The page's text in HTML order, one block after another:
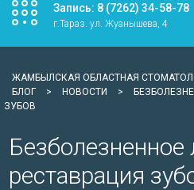
Запись: 8 (7262) 34-58-78
г.Тараз. ул. Жуанышева, 4
ЖАМБЫЛСКАЯ ОБЛАСТНАЯ
БЛОГ
> НОВОСТИ >
ЗУБОВ
Безболезненное
реставрация